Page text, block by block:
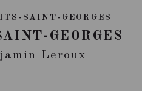
SAINT-GEORGES
GEORGES
Leroux